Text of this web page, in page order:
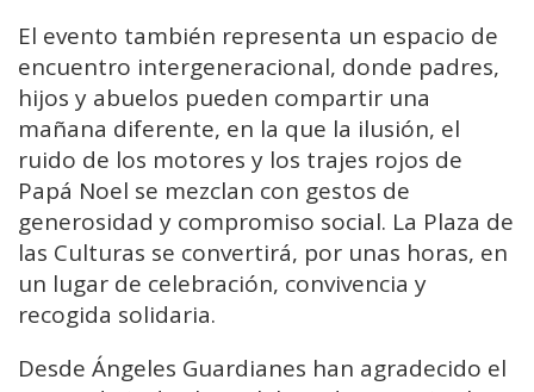
El evento también representa un espacio de
encuentro intergeneracional, donde padres,
hijos y abuelos pueden compartir una
mañana diferente, en la que la ilusión, el
ruido de los motores y los trajes rojos de
Papá Noel se mezclan con gestos de
generosidad y compromiso social. La Plaza de
las Culturas se convertirá, por unas horas, en
un lugar de celebración, convivencia y
recogida solidaria.
Desde Ángeles Guardianes han agradecido el